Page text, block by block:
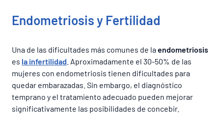
Endometriosis y Fertilidad
Una de las dificultades más comunes de laendometriosis
es la infertilidad . Aproximadamente el 30-50% de las
mujeres con endometriosis tienen dificultades para
quedar embarazadas. Sin embargo, el diagnóstico
temprano y el tratamiento adecuado pueden mejorar
significativamente las posibilidades de concebir.